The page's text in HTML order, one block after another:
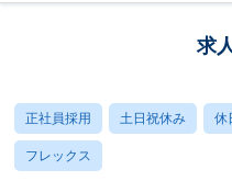
求
正社員採用 土日祝休み 休
フレックス